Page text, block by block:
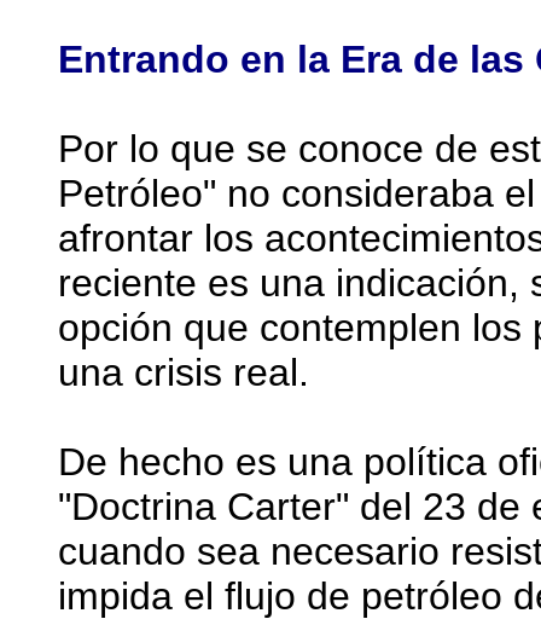
Entrando en la Era de
Por lo que se conoce de
Petróleo" no consideraba
afrontar los
reciente es una indicación,
opción que contemplen
una crisis real.
De hecho es una política
"Doctrina Carter" del 23
cuando sea necesario
impida el flujo de petróleo